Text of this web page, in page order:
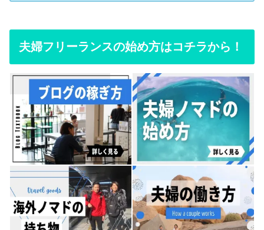
夫婦フリーランスの始め方はコチラから！